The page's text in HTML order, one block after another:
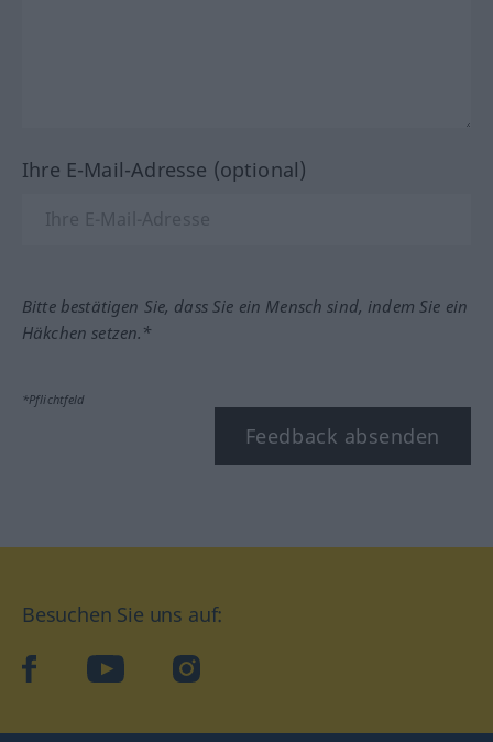
Ihre E-Mail-Adresse (optional)
Bitte bestätigen Sie, dass Sie ein Mensch sind, indem Sie ein
Häkchen setzen.*
*Pflichtfeld
Feedback absenden
Besuchen Sie uns auf:
facebookYouTube Instagram